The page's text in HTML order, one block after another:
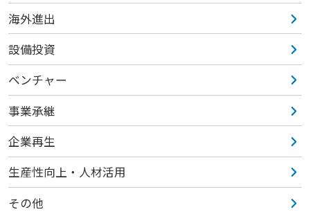
海外進出
設備投資
ベンチャー
事業承継
企業再生
生産性向上・人材活用
その他